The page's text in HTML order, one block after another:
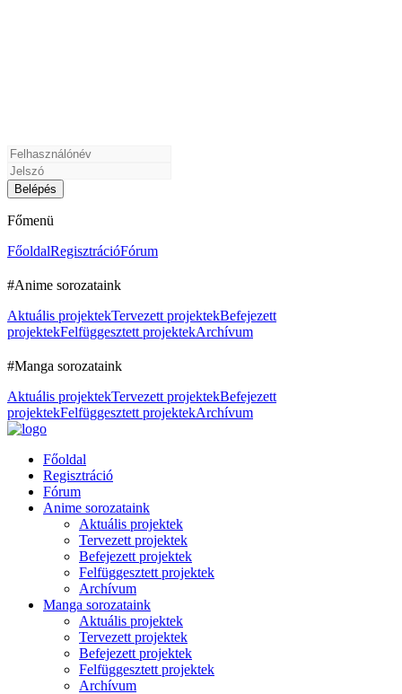
Főmenü
FőoldalRegisztrációFórum
#Anime sorozataink
Aktuális projektekTervezett projektekBefejezett
projektekFelfüggesztett projektekArchívum
#Manga sorozataink
Aktuális projektekTervezett projektekBefejezett
projektekFelfüggesztett projektekArchívum
Főoldal
Regisztráció
Fórum
Anime sorozataink
Aktuális projektek
Tervezett projektek
Befejezett projektek
Felfüggesztett projektek
Archívum
Manga sorozataink
Aktuális projektek
Tervezett projektek
Befejezett projektek
Felfüggesztett projektek
Archívum